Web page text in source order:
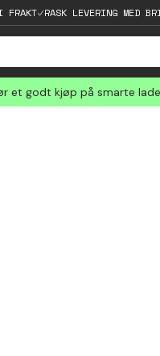
FRAKT RASK LEVERING MED
et godt kjøp på smarte